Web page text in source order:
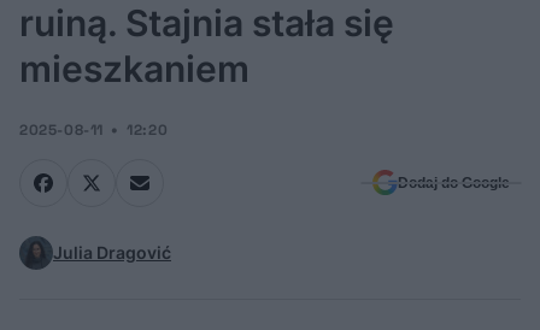
ruiną. Stajnia stała się
mieszkaniem
2025-08-11 12:20
Dodaj do Google
Julia Dragović